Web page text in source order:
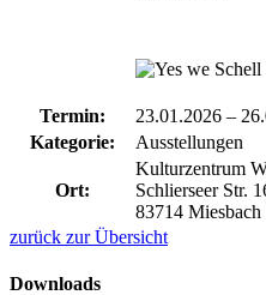
Termin: 23.01.2026 –
Kategorie:
Ausstellungen
Ort:
Kulturzentrum
Schlierseer Str.
83714 Miesbach
zurück zur Übersicht
Downloads